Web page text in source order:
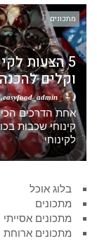
מתכונים
5 הצעות
וקלים להכנה
easyfood_admin
אחת הדרכים הכי
לקינוחי
בלוג אוכל
מתכונים
מתכונים אסייתי
מתכונים